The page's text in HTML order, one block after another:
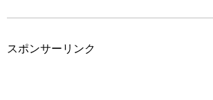
スポンサーリンク